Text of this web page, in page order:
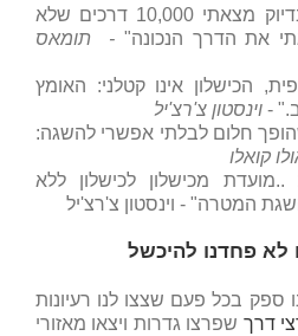
"לא נכשלתי... כי בדיוק מצאתי 10,000 דרכים שלא
את הדרך הנכונה" -
תומאס
הכישלון אינו קטלני: האומץ
- וינסטון צ'רצ'יל
חלום לבלתי אפשרי להשגה:
קואלו
מכישלון לכישלון ללא
המטרה" - וינסטון צ'רצ'יל
לא פחדנו להיכשל
בכל פעם שצצו לנו רעיונות
דרך שפרצו גדרות ויצאו מאזורי